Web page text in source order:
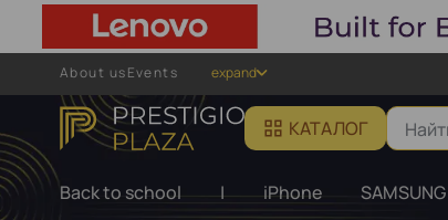
About usEvents expand
КАТАЛОГ
Back to school | iPhone SAMSUNG